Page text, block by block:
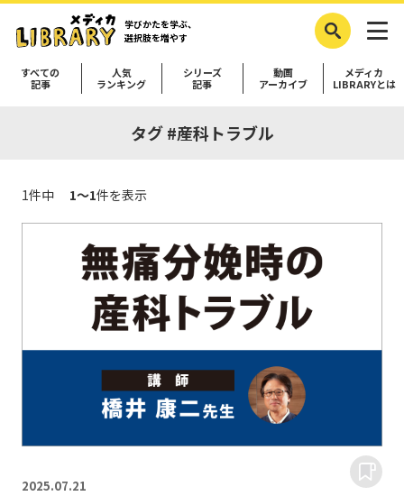
学びかたを学ぶ、
選択肢を増やす
すべての
記事
人気
ランキング
シリーズ
記事
動画
アーカイブ
メディカ
LIBRARYとは
タグ #産科トラブル
1件中 1～1件を表示
2025.07.21